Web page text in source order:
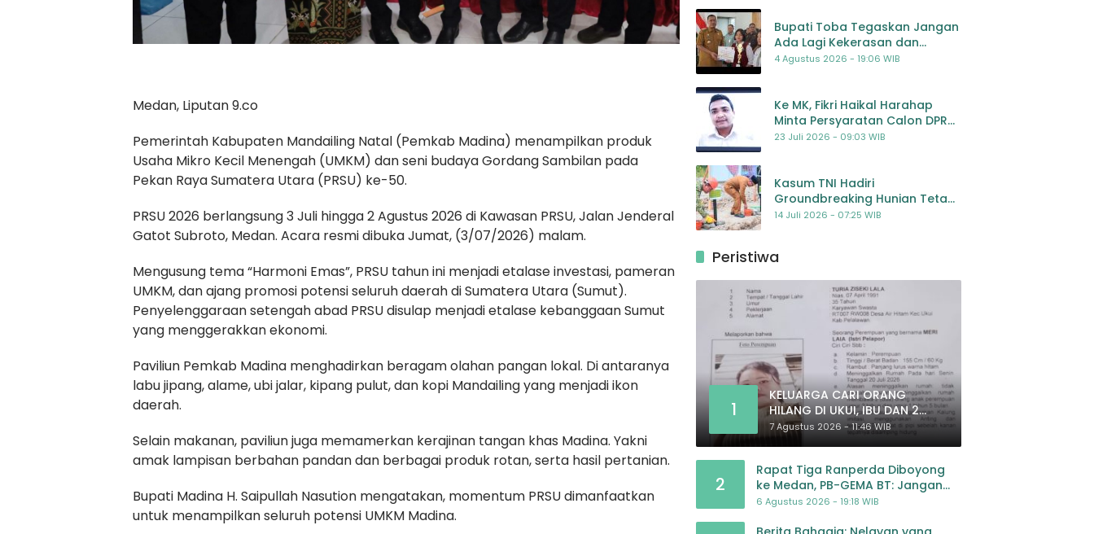
Medan, Liputan 9.co
Pemerintah Kabupaten Mandailing Natal (Pemkab Madina) menampilkan produk
Usaha Mikro Kecil Menengah (UMKM) dan seni budaya Gordang Sambilan pada
Pekan Raya Sumatera Utara (PRSU) ke-50.
PRSU 2026 berlangsung 3 Juli hingga 2 Agustus 2026 di Kawasan PRSU, Jalan Jenderal
Gatot Subroto, Medan. Acara resmi dibuka Jumat, (3/07/2026) malam.
Mengusung tema “Harmoni Emas”, PRSU tahun ini menjadi etalase investasi, pameran
UMKM, dan ajang promosi potensi seluruh daerah di Sumatera Utara (Sumut).
Penyelenggaraan setengah abad PRSU disulap menjadi etalase kebanggaan Sumut
yang menggerakkan ekonomi.
Paviliun Pemkab Madina menghadirkan beragam olahan pangan lokal. Di antaranya
labu jipang, alame, ubi jalar, kipang pulut, dan kopi Mandailing yang menjadi ikon
daerah.
Selain makanan, paviliun juga memamerkan kerajinan tangan khas Madina. Yakni
amak lampisan berbahan pandan dan berbagai produk rotan, serta hasil pertanian.
Bupati Madina H. Saipullah Nasution mengatakan, momentum PRSU dimanfaatkan
untuk menampilkan seluruh potensi UMKM Madina.
Bupati Toba Tegaskan Jangan
Ada Lagi Kekerasan dan
Bullying Terhadap Anak,
4 Agustus 2026 - 19:06 WIB
Ke MK, Fikri Haikal Harahap
Minta Persyaratan Calon DPR
Dilengkapi Penilaian
23 Juli 2026 - 09:03 WIB
Kasum TNI Hadiri
Groundbreaking Hunian Tetap
Pascabencana di
14 Juli 2026 - 07:25 WIB
Peristiwa
1
KELUARGA CARI ORANG
HILANG DI UKUI, IBU DAN 2
ANAK BALITA BELUM PULANG
SEJAK 20 JULI 2026
7 Agustus 2026 - 11:46 WIB
2
Rapat Tiga Ranperda Diboyong
ke Medan, PB-GEMA BT: Jangan
Jadikan APBD Ladang
6 Agustus 2026 - 19:18 WIB